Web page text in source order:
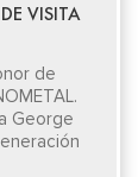
VISITA
de
George